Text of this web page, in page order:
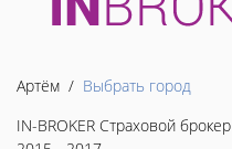
Артём / Выбрать город
IN-BROKER Страховой брокер